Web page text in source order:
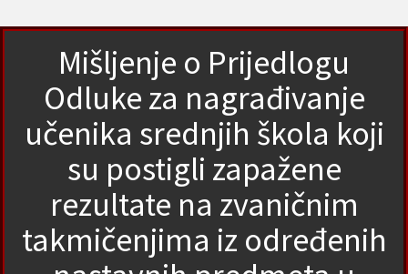
Mišljenje o Prijedlogu
Odluke za nagrađivanje
učenika srednjih škola koji
su postigli zapažene
rezultate na zvaničnim
takmičenjima iz određenih